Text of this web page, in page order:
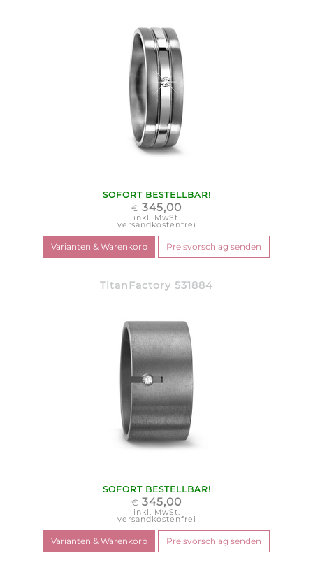
SOFORT BESTELLBAR!
€ 345,00
inkl. MwSt.
versandkostenfrei
TitanFactory 531884
SOFORT BESTELLBAR!
€ 345,00
inkl. MwSt.
versandkostenfrei